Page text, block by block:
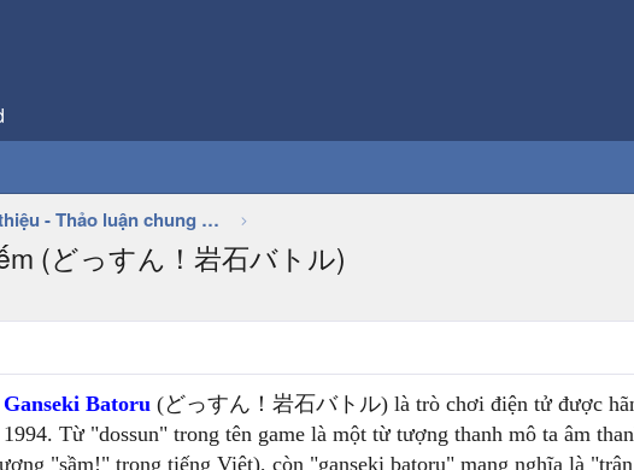
Tin tức - Giới thiệu - Thảo luận chung về game
(どっすん！岩石バトル)
Ganseki Batoru (どっすん！岩石バトル) là trò chơi điện tử được
Từ "dossun" trong tên game là một từ tượng thanh mô ta âm
"sầm!" trong tiếng Việt), còn "ganseki batoru" mang nghĩa là